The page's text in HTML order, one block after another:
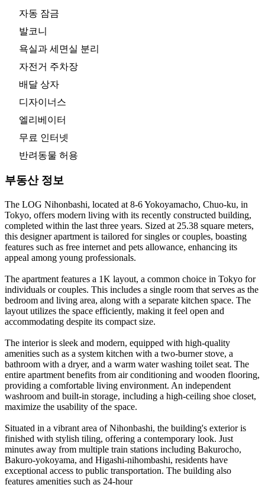
자동 잠금
발코니
욕실과 세면실 분리
자전거 주차장
배달 상자
디자이너스
엘리베이터
무료 인터넷
반려동물 허용
부동산 정보
The LOG Nihonbashi, located at 8-6 Yokoyamacho, Chuo-ku, in
Tokyo, offers modern living with its recently constructed building,
completed within the last three years. Sized at 25.38 square meters,
this designer apartment is tailored for singles or couples, boasting
features such as free internet and pets allowance, enhancing its
appeal among young professionals.
The apartment features a 1K layout, a common choice in Tokyo for
individuals or couples. This includes a single room that serves as the
bedroom and living area, along with a separate kitchen space. The
layout utilizes the space efficiently, making it feel open and
accommodating despite its compact size.
The interior is sleek and modern, equipped with high-quality
amenities such as a system kitchen with a two-burner stove, a
bathroom with a dryer, and a warm water washing toilet seat. The
entire apartment benefits from air conditioning and wooden flooring,
providing a comfortable living environment. An independent
washroom and built-in storage, including a high-ceiling shoe closet,
maximize the usability of the space.
Situated in a vibrant area of Nihonbashi, the building's exterior is
finished with stylish tiling, offering a contemporary look. Just
minutes away from multiple train stations including Bakurocho,
Bakuro-yokoyama, and Higashi-nihombashi, residents have
exceptional access to public transportation. The building also
features amenities such as 24-hour